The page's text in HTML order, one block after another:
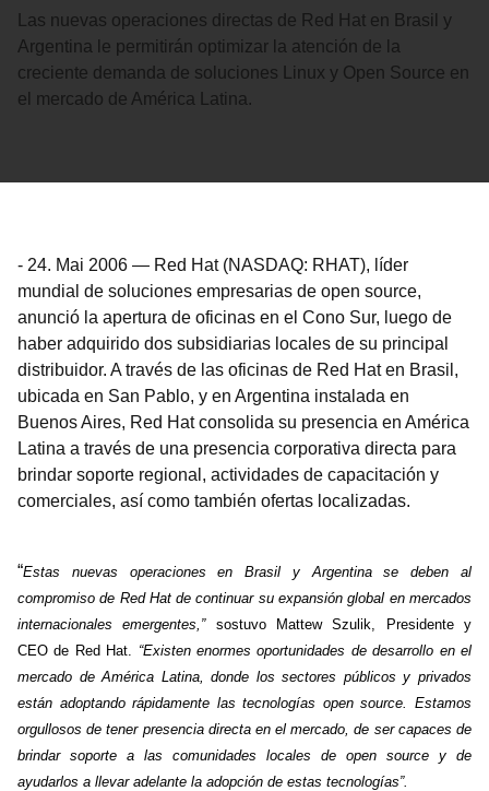
Las nuevas operaciones directas de Red Hat en Brasil y
Argentina le permitirán optimizar la atención de la
creciente demanda de soluciones Linux y Open Source en
el mercado de América Latina.
- 24. Mai 2006 — Red Hat (NASDAQ: RHAT), líder
mundial de soluciones empresarias de open source,
anunció la apertura de oficinas en el Cono Sur, luego de
haber adquirido dos subsidiarias locales de su principal
distribuidor. A través de las oficinas de Red Hat en Brasil,
ubicada en San Pablo, y en Argentina instalada en
Buenos Aires, Red Hat consolida su presencia en América
Latina a través de una presencia corporativa directa para
brindar soporte regional, actividades de capacitación y
comerciales, así como también ofertas localizadas.
“Estas nuevas operaciones en Brasil y Argentina se deben al
compromiso de Red Hat de continuar su expansión global en mercados
internacionales emergentes,”sostuvo MattewSzulik, Presidente y
CEO de Red Hat. “Existen enormes oportunidades de desarrollo en el
mercado de América Latina, donde los sectores públicos y privados
están adoptando rápidamente las tecnologías open source. Estamos
orgullosos de tener presencia directa en el mercado, de ser capaces de
brindar soporte a las comunidades locales de open source y de
ayudarlos a llevar adelante la adopción de estas tecnologías”.